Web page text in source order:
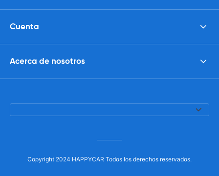
Cuenta
Acerca de nosotros
Copyright 2024 HAPPYCAR Todos los derechos reservados.